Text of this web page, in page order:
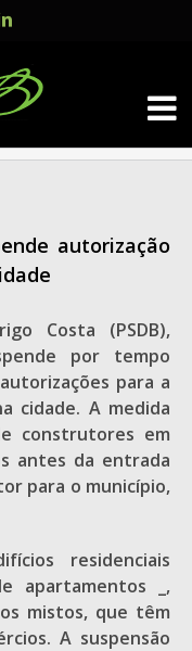
LinkedIn
autorização
Costa (PSDB),
por tempo
para a
cidade. A medida
construtores em
antes da entrada
para o município,
residenciais
apartamentos _,
mistos, que têm
A suspensão